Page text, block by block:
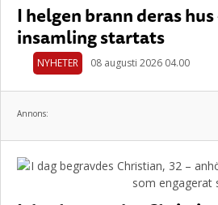
I helgen brann deras hus
insamling startats
NYHETER 08 augusti 2026 04.00
Annons: